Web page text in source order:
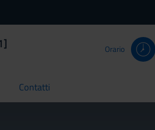
Orario
Contatti
current